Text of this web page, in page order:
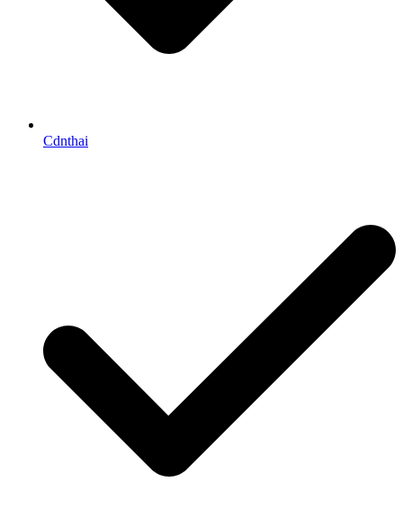
Cdnthai